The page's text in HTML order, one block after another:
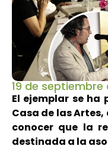
19 de septiembre
El ejemplar se ha
Casa de las
conocer que la
destinada a la